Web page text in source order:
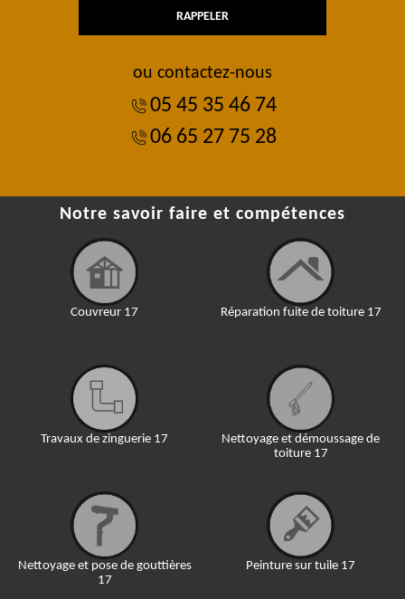
ou contactez-nous
05 45 35 46 74
06 65 27 75 28
Notre savoir faire et compétences
Couvreur 17
Travaux de zinguerie 17
Nettoyage et pose de gouttières
17
Réparation fuite de toiture 17
Nettoyage et démoussage de
toiture 17
Peinture sur tuile 17